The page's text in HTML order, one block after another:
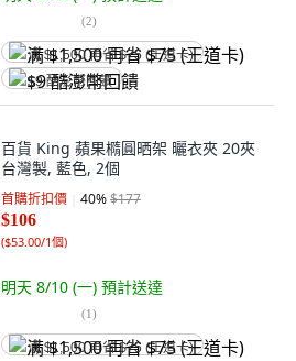
(2)
满 $1,500 再省 $75 (王道卡)
$9 酷澎幣回饋
百貨 King 蘋果橢圓晒架 曬衣夾 20夾
台灣製, 藍色, 2個
首購折扣價 40%$177
$106
($53.00/1個)
明天 8/10 (一) 預計送達
(1)
满 $1,500 再省 $75 (王道卡)